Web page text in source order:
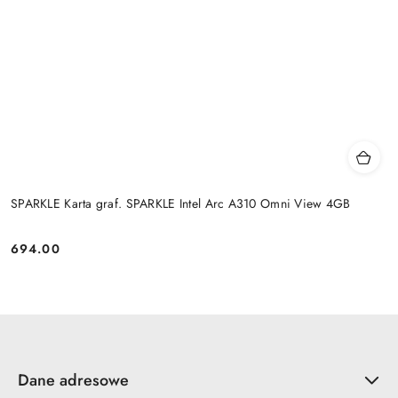
SPARKLE Karta graf. SPARKLE Intel Arc A310 Omni View 4GB
Cena:
694.00
Dane adresowe